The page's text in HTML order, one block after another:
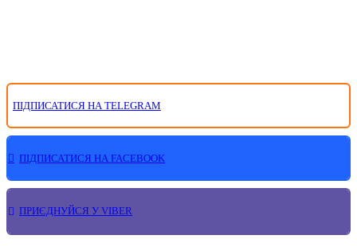
ПІДПИСАТИСЯ НА TELEGRAM
ПІДПИСАТИСЯ НА FACEBOOK
ПРИЄДНУЙСЯ У VIBER